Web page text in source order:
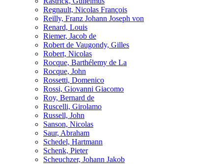
Regnault, Nicolas François
Reilly, Franz Johann Joseph von
Renard, Louis
Riemer, Jacob de
Robert de Vaugondy, Gilles
Robert, Nicolas
Rocque, Barthélemy de La
Rocque, John
Rossetti, Domenico
Rossi, Giovanni Giacomo
Roy, Bernard de
Ruscelli, Girolamo
Russell, John
Sanson, Nicolas
Saur, Abraham
Schedel, Hartmann
Schenk, Pieter
Scheuchzer, Johann Jakob